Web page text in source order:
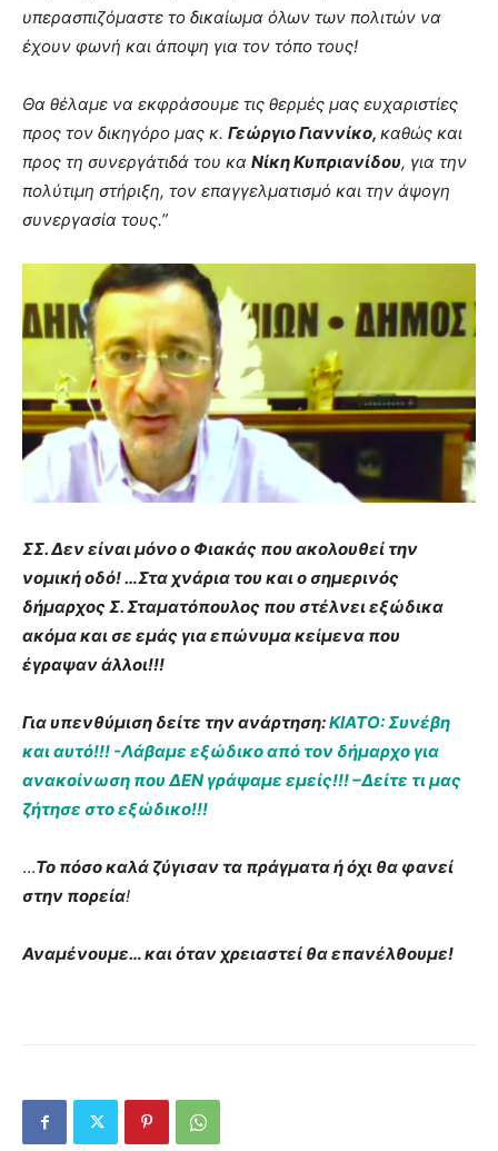
υπερασπιζόμαστε το δικαίωμα όλων των πολιτών να
έχουν φωνή και άποψη για τον τόπο τους!
Θα θέλαμε να εκφράσουμε τις θερμές μας ευχαριστίες
προς τον δικηγόρο μας κ. Γεώργιο Γιαννίκο, καθώς και
προς τη συνεργάτιδά του κα Νίκη Κυπριανίδου, για την
πολύτιμη στήριξη, τον επαγγελματισμό και την άψογη
συνεργασία τους.”
ΣΣ. Δεν είναι μόνο ο Φιακάς που ακολουθεί την
νομική οδό! …Στα χνάρια του και ο σημερινός
δήμαρχος Σ. Σταματόπουλος που στέλνει εξώδικα
ακόμα και σε εμάς για επώνυμα κείμενα που
έγραψαν άλλοι!!!
Για υπενθύμιση δείτε την ανάρτηση:ΚΙΑΤΟ: Συνέβη
και αυτό!!! -Λάβαμε εξώδικο από τον δήμαρχο για
ανακοίνωση που ΔΕΝ γράψαμε εμείς!!! –Δείτε τι μας
ζήτησε στο εξώδικο!!!
…Το πόσο καλά ζύγισαν τα πράγματα ή όχι θα φανεί
στην πορεία!
Αναμένουμε… και όταν χρειαστεί θα επανέλθουμε!